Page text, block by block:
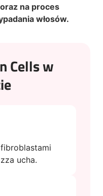
na proces
włosów.
Cells w
ucha.